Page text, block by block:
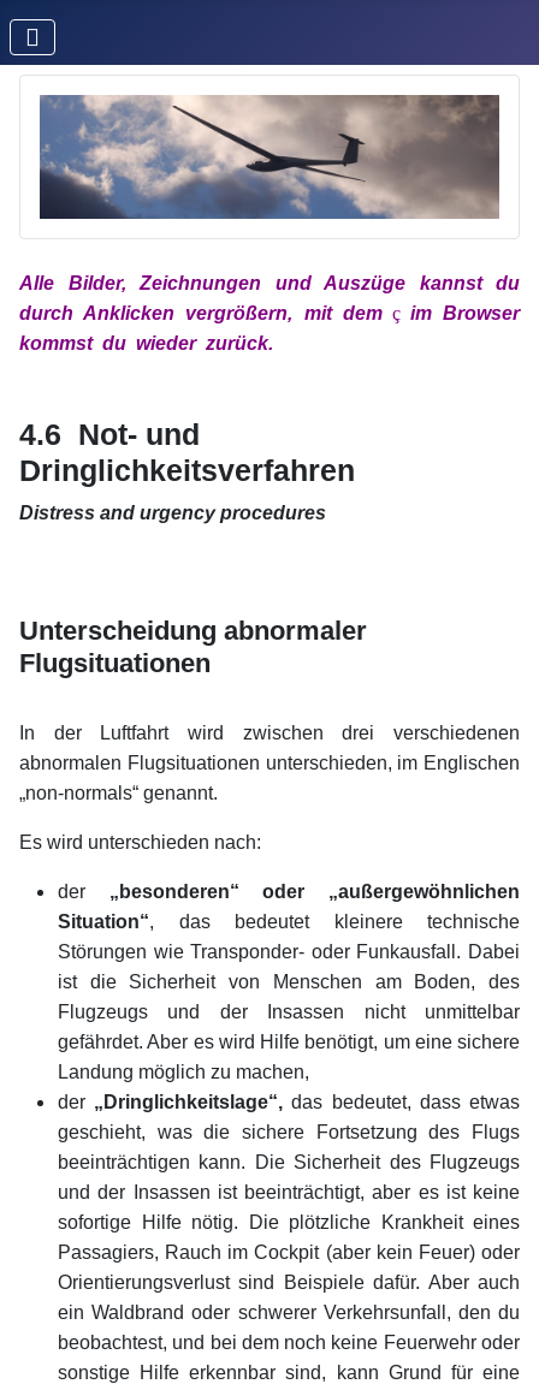
Alle Bilder, Zeichnungen und Auszüge kannst du
durch Anklicken vergrößern, mit demx çx imBrowser
kommst du wieder zurück.
4.6 Not- und
Dringlichkeitsverfahren
Distress and urgency procedures
Unterscheidung abnormaler
Flugsituationen
In der Luftfahrt wird zwischen drei verschiedenen
abnormalen Flugsituationen unterschieden, im Englischen
„non-normals“ genannt.
Es wird unterschieden nach:
der „besonderen“ oder „außergewöhnlichen
Situation“, das bedeutet kleinere technische
Störungen wie Transponder- oder Funkausfall. Dabei
ist die Sicherheit von Menschen am Boden, des
Flugzeugs und der Insassen nicht unmittelbar
gefährdet. Aber es wird Hilfe benötigt, um eine sichere
Landung möglich zu machen,
der „Dringlichkeitslage“, das bedeutet, dass etwas
geschieht, was die sichere Fortsetzung des Flugs
beeinträchtigen kann. Die Sicherheit des Flugzeugs
und der Insassen ist beeinträchtigt, aber es ist keine
sofortige Hilfe nötig. Die plötzliche Krankheit eines
Passagiers, Rauch im Cockpit (aber kein Feuer) oder
Orientierungsverlust sind Beispiele dafür. Aber auch
ein Waldbrand oder schwerer Verkehrsunfall, den du
beobachtest, und bei dem noch keine Feuerwehr oder
sonstige Hilfe erkennbar sind, kann Grund für eine